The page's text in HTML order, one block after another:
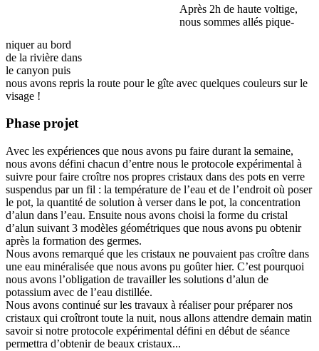
Après 2h de haute voltige,
nous sommes allés pique-
niquer au bord
de la rivière dans
le canyon puis
nous avons repris la route pour le gîte avec quelques couleurs sur le
visage !
Phase projet
Avec les expériences que nous avons pu faire durant la semaine,
nous avons défini chacun d’entre nous le protocole expérimental à
suivre pour faire croître nos propres cristaux dans des pots en verre
suspendus par un fil : la température de l’eau et de l’endroit où poser
le pot, la quantité de solution à verser dans le pot, la concentration
d’alun dans l’eau. Ensuite nous avons choisi la forme du cristal
d’alun suivant 3 modèles géométriques que nous avons pu obtenir
après la formation des germes.
Nous avons remarqué que les cristaux ne pouvaient pas croître dans
une eau minéralisée que nous avons pu goûter hier. C’est pourquoi
nous avons l’obligation de travailler les solutions d’alun de
potassium avec de l’eau distillée.
Nous avons continué sur les travaux à réaliser pour préparer nos
cristaux qui croîtront toute la nuit, nous allons attendre demain matin
savoir si notre protocole expérimental défini en début de séance
permettra d’obtenir de beaux cristaux...